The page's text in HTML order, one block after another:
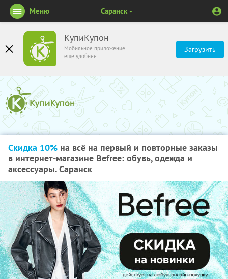
КупиКупон
Мобильное приложение
ещё удобнее
Загрузить
Меню Саранск
Скидка 10% на всё на первый и повторные заказы
в интернет-магазине Befree: обувь, одежда и
аксессуары. Саранск